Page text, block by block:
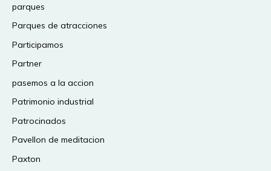
parques
Parques de atracciones
Participamos
Partner
pasemos a la accion
Patrimonio industrial
Patrocinados
Pavellon de meditacion
Paxton